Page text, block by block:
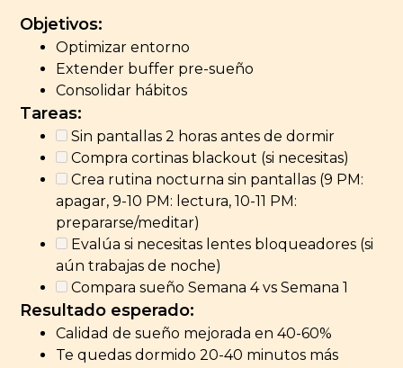
Objetivos:
Optimizar entorno
Extender buffer pre-sueño
Consolidar hábitos
Tareas:
Sin pantallas 2 horas antes de dormir
Compra cortinas blackout (si necesitas)
Crea rutina nocturna sin pantallas (9 PM:
apagar, 9-10 PM: lectura, 10-11 PM:
prepararse/meditar)
Evalúa si necesitas lentes bloqueadores (si
aún trabajas de noche)
Compara sueño Semana 4 vs Semana 1
Resultado esperado:
Calidad de sueño mejorada en 40-60%
Te quedas dormido 20-40 minutos más